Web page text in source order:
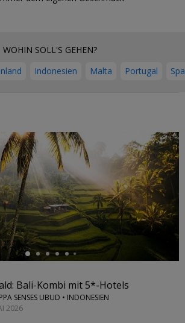
WOHIN SOLL'S GEHEN?
Indonesien Malta Portugal
Bali-Kombi mit 5*-Hotels
SENSES UBUD • INDONESIEN
2026